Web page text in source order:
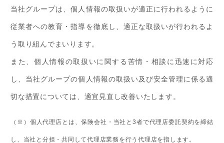
当社グループは、個人情報の取扱いが適正に行われるように
従業者への教育・指導を徹底し、適正な取扱いが行われるよ
う取り組んでまいります。
また、個人情報の取扱いに関する苦情・相談に迅速に対応
し、当社グループの個人情報の取扱い及び安全管理に係る適
切な措置については、適宜見直し改善いたします。
（※）個人代理店とは、保険会社・当社と3者で代理店委託契約を締結
し、当社と分担・共同して代理店業務を行う代理店を指します。